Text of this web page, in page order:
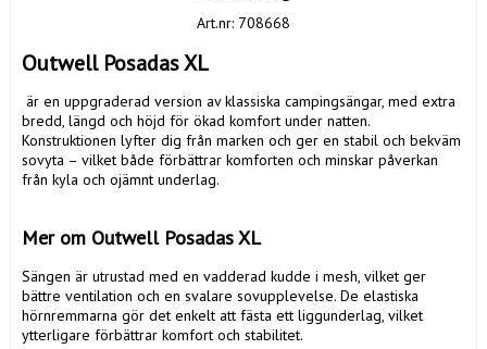
Art.nr: 708668
Outwell Posadas XL
bredd, längd och höjd för ökad komfort under natten.
Konstruktionen lyfter dig från marken och ger en stabil och bekväm
sovyta – vilket både förbättrar komforten och minskar påverkan
från kyla och ojämnt underlag.
Mer om Outwell Posadas XL
Sängen är utrustad med en vadderad kudde i mesh, vilket ger
bättre ventilation och en svalare sovupplevelse. De elastiska
hörnremmarna gör det enkelt att fästa ett liggunderlag, vilket
ytterligare förbättrar komfort och stabilitet.